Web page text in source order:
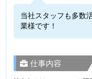
当社スタッフも多数
業様です！
仕事内容